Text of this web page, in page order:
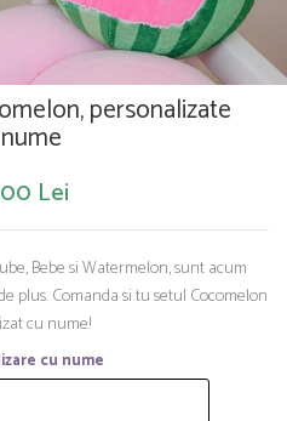
personalizate
Lei
Bebe si Watermelon, sunt acum
plus. Comanda si tu setul Cocomelon
cu nume!
cu nume